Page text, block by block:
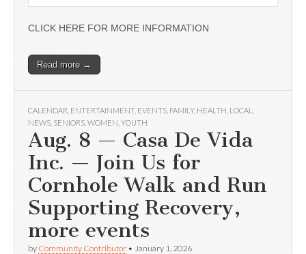
CLICK HERE FOR MORE INFORMATION
Read more →
CALENDAR ENTERTAINMENT, EVENTS FAMILY, HEALTH LOCAL
NEWS SENIORS WOMEN YOUTH
Aug. 8 — Casa De Vida
Inc. — Join Us for
Cornhole Walk and Run
Supporting Recovery,
more events
by Community Contributor • January 1, 2026